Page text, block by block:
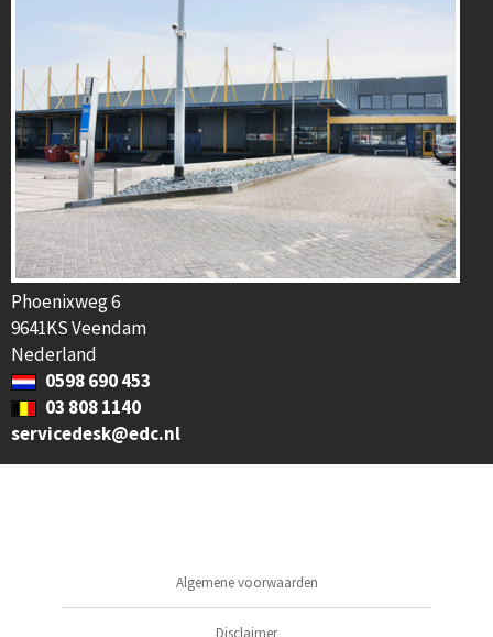
Phoenixweg 6
9641KS Veendam
Nederland
0598 690 453
03 808 1140
servicedesk@edc.nl
Algemene voorwaarden
Disclaimer